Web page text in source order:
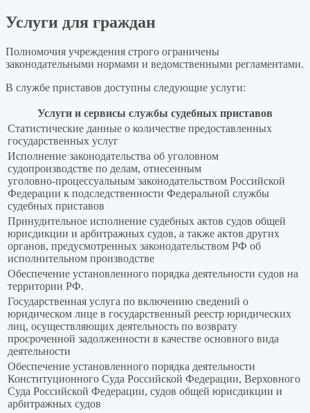
Услуги для граждан
Полномочия учреждения строго ограничены
законодательными нормами и ведомственными регламентами.
В службе приставов доступны следующие услуги:
Услуги и сервисы службы судебных приставов
Статистические данные о количестве предоставленных
государственных услуг
Исполнение законодательства об уголовном
судопроизводстве по делам, отнесенным
уголовно‑процессуальным законодательством Российской
Федерации к подследственности Федеральной службы
судебных приставов
Принудительное исполнение судебных актов судов общей
юрисдикции и арбитражных судов, а также актов других
органов, предусмотренных законодательством РФ об
исполнительном производстве
Обеспечение установленного порядка деятельности судов на
территории РФ.
Государственная услуга по включению сведений о
юридическом лице в государственный реестр юридических
лиц, осуществляющих деятельность по возврату
просроченной задолженности в качестве основного вида
деятельности
Обеспечение установленного порядка деятельности
Конституционного Суда Российской Федерации, Верховного
Суда Российской Федерации, судов общей юрисдикции и
арбитражных судов